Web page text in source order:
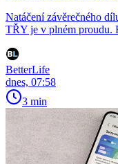
Natáčení závěrečného
TŘY je v plném proudu.
BetterLife
dnes, 07:58
3 min